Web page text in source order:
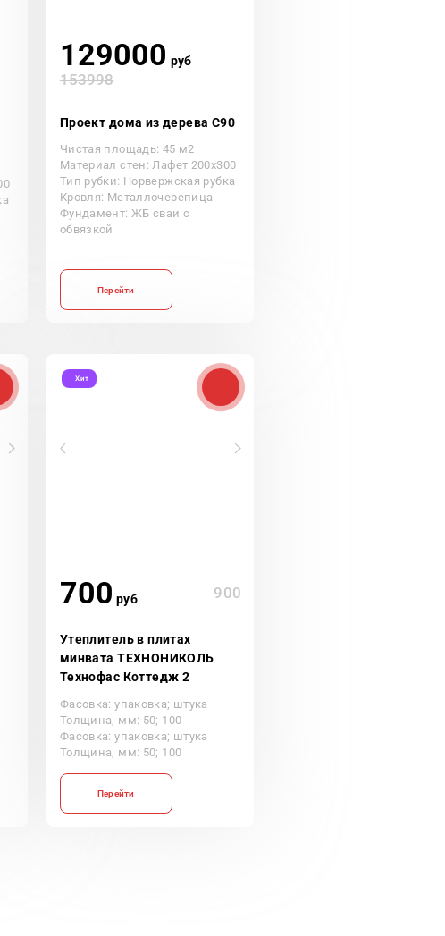
129000 руб
153998
Проект дома из дерева С90
Чистая площадь: 45 м2
Материал стен: Лафет 200х300
Тип рубки: Норвержская рубка
Кровля: Металлочерепица
Фундамент: ЖБ сваи с
обвязкой
Перейти
Хит
700 руб 900
Утеплитель в плитах
минвата ТЕХНОНИКОЛЬ
Технофас Коттедж 2
Фасовка: упаковка; штука
Толщина, мм: 50; 100
Фасовка: упаковка; штука
Толщина, мм: 50; 100
Перейти